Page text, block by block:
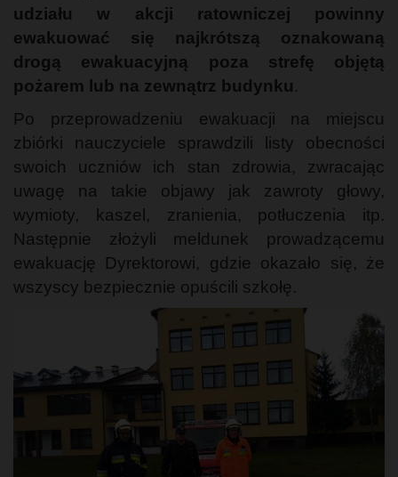
udziału w akcji ratowniczej powinny
ewakuować się najkrótszą oznakowaną
drogą ewakuacyjną poza strefę objętą
pożarem lub na zewnątrz budynku.
Po przeprowadzeniu ewakuacji na miejscu
zbiórki nauczyciele sprawdzili listy obecności
swoich uczniów ich stan zdrowia, zwracając
uwagę na takie objawy jak zawroty głowy,
wymioty, kaszel, zranienia, potłuczenia itp.
Następnie złożyli meldunek prowadzącemu
ewakuację Dyrektorowi, gdzie okazało się, że
wszyscy bezpiecznie opuścili szkołę.